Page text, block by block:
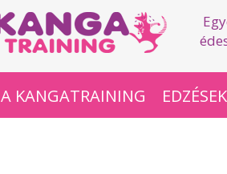
A KANGATRAINING EDZÉSEK